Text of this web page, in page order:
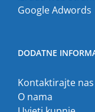
Google Adwords
DODATNE
Kontaktirajte nas
O nama